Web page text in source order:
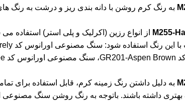
M255-
از انواع رزین (اکرلیک و پلی استر) استفاده
این رنگ استفاده شود: سنگ مصنوعی اورانوس کد
GR201-Aspen Brown، سنگ مصنوعی اورانوس کد
به دلیل داشتن رنگ زمینه کرم، قابل استفاده برای
بهتری داشته باشند. باتوجه به رنگ روشن سنگ مصنوعی